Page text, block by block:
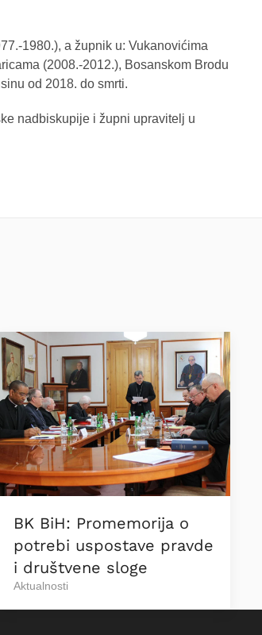
1980.), a župnik u: Vukanovićima
(2008.-2012.), Bosanskom Brodu
od 2018. do smrti.
nadbiskupije i župni upravitelj u
BK BiH: Promemorija o
potrebi uspostave pravde
i društvene sloge
Aktualnosti